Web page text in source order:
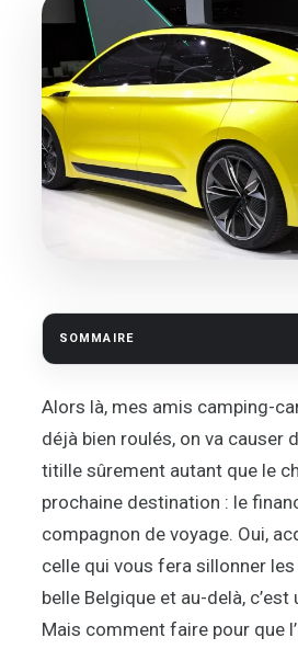
SOMMAIRE
Alors là, mes amis camping-
déjà bien roulés, on va causer
titille sûrement autant que le
prochaine destination : le
compagnon de voyage. Oui,
celle qui vous fera sillonner
belle Belgique et au-delà, c’est
Mais comment faire pour que